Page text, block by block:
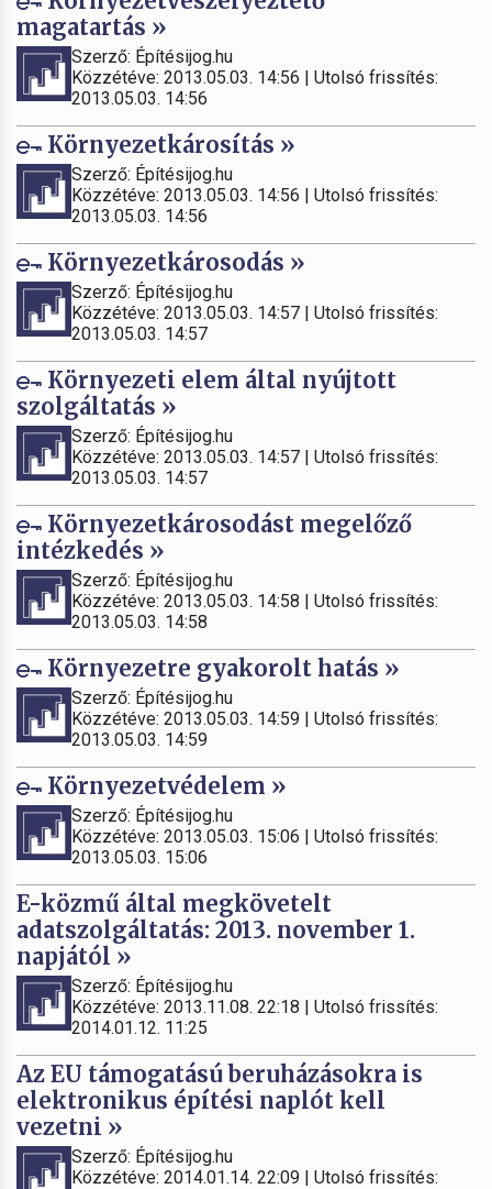
magatartás »
Szerző: Építésijog.hu
Közzétéve: 2013.05.03. 14:56 | Utolsó frissítés:
2013.05.03. 14:56
Környezetkárosítás »
Szerző: Építésijog.hu
Közzétéve: 2013.05.03. 14:56 | Utolsó frissítés:
2013.05.03. 14:56
Környezetkárosodás »
Szerző: Építésijog.hu
Közzétéve: 2013.05.03. 14:57 | Utolsó frissítés:
2013.05.03. 14:57
Környezeti elem által nyújtott
szolgáltatás »
Szerző: Építésijog.hu
Közzétéve: 2013.05.03. 14:57 | Utolsó frissítés:
2013.05.03. 14:57
Környezetkárosodást megelőző
intézkedés »
Szerző: Építésijog.hu
Közzétéve: 2013.05.03. 14:58 | Utolsó frissítés:
2013.05.03. 14:58
Környezetre gyakorolt hatás »
Szerző: Építésijog.hu
Közzétéve: 2013.05.03. 14:59 | Utolsó frissítés:
2013.05.03. 14:59
Környezetvédelem »
Szerző: Építésijog.hu
Közzétéve: 2013.05.03. 15:06 | Utolsó frissítés:
2013.05.03. 15:06
E-közmű által megkövetelt
adatszolgáltatás: 2013. november 1.
napjától »
Szerző: Építésijog.hu
Közzétéve: 2013.11.08. 22:18 | Utolsó frissítés:
2014.01.12. 11:25
Az EU támogatású beruházásokra is
elektronikus építési naplót kell
vezetni »
Szerző: Építésijog.hu
Közzétéve: 2014.01.14. 22:09 | Utolsó frissítés: